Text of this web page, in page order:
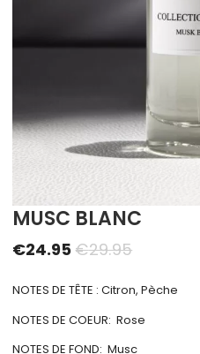
MUSC BLANC
€24.95 €29.95
NOTES DE TÊTE : Citron, Pèche
NOTES DE COEUR: Rose
NOTES DE FOND: Musc